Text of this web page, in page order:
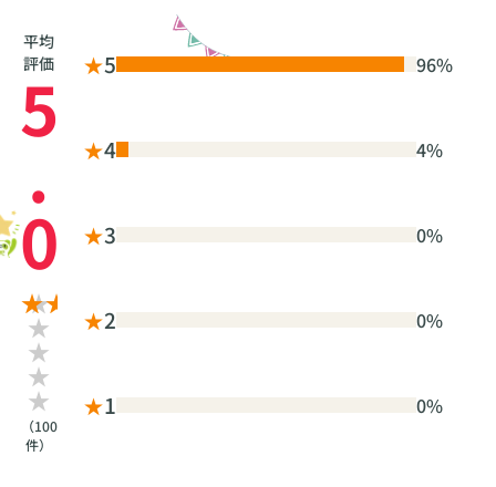
平均
評価
5
.
0
（100
件）
★5 96%
★4 4%
★3 0%
★2 0%
★1 0%